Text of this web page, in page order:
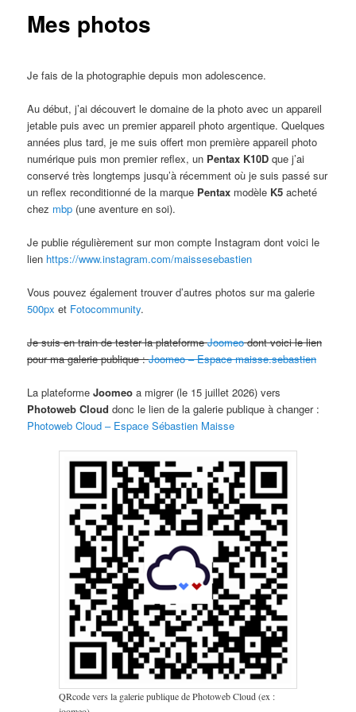
Mes photos
Je fais de la photographie depuis mon adolescence.
Au début, j’ai découvert le domaine de la photo avec un appareil
jetable puis avec un premier appareil photo argentique. Quelques
années plus tard, je me suis offert mon première appareil photo
numérique puis mon premier reflex, un Pentax K10D que j’ai
conservé très longtemps jusqu’à récemment où je suis passé sur
un reflex reconditionné de la marque Pentax modèle K5 acheté
chez mbp (une aventure en soi).
Je publie régulièrement sur mon compte Instagram dont voici le
lien https://www.instagram.com/maissesebastien
Vous pouvez également trouver d’autres photos sur ma galerie
500px et Fotocommunity.
Je suis en train de tester la plateformeJoomeodont voici le lien
pour ma galerie publique :Joomeo – Espace maisse.sebastien
La plateformeJoomeoa migrer (le 15 juillet 2026) vers
Photoweb Cloud donc le lien de la galerie publique à changer :
Photoweb Cloud – Espace Sébastien Maisse
QRcode vers la galerie publique de Photoweb Cloud (ex :